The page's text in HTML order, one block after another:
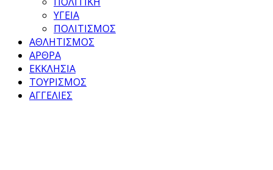
ΥΓΕΙΑ
ΠΟΛΙΤΙΣΜΟΣ
ΑΘΛΗΤΙΣΜΟΣ
ΑΡΘΡΑ
ΕΚΚΛΗΣΙΑ
ΤΟΥΡΙΣΜΟΣ
ΑΓΓΕΛΙΕΣ